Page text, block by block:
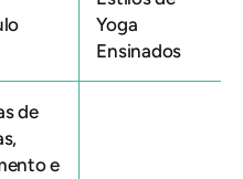
Yoga
Ensinados
de
e